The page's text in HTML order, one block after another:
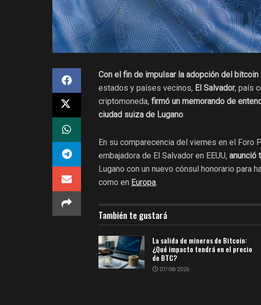
Con el fin de impulsar la adopción del
estados y países vecinos, El Salvador, país
criptomoneda, firmó un memorando de
ciudad suiza de Lugano.
En su comparecencia del viernes en el Foro
embajadora de El Salvador en EEUU, anunció
Lugano con un nuevo cónsul honorario para
como en Europa.
También te gustará
La salida de mineros de Bitcoin:
¿Qué impacto tendrá en el precio
de BTC?
07/08/2026